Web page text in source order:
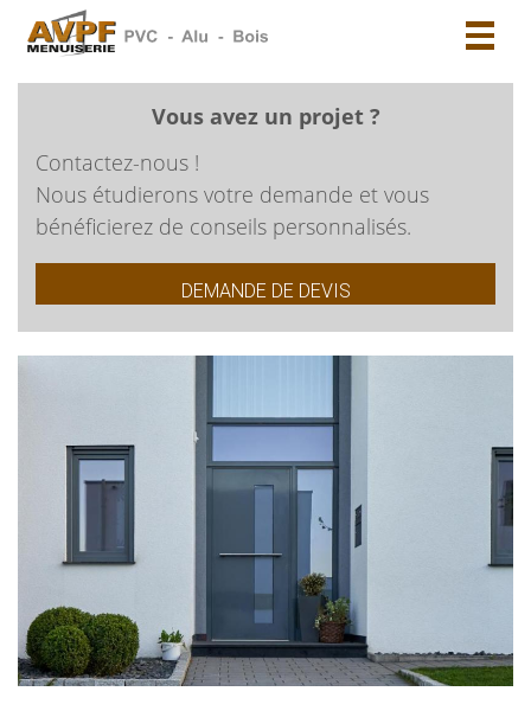
Vous avez un projet ?
Contactez-nous !
Nous étudierons votre demande et vous
bénéficierez de conseils personnalisés.
DEMANDE DE DEVIS